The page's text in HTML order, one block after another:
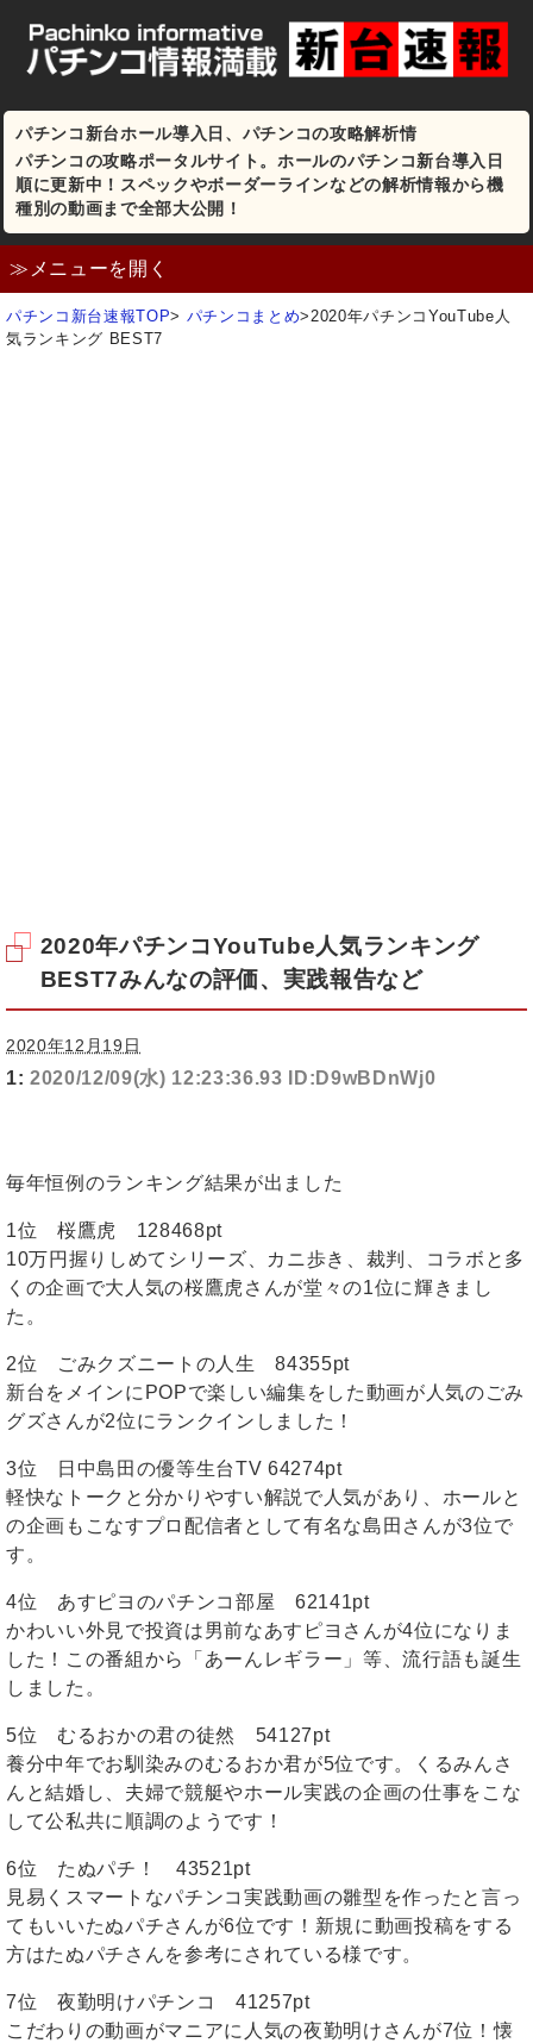
パチンコ新台ホール導入日、パチンコの攻略解析情
パチンコの攻略ポータルサイト。ホールのパチンコ新台導入日
順に更新中！スペックやボーダーラインなどの解析情報から機
種別の動画まで全部大公開！
≫メニューを開く
パチンコ新台速報TOP> パチンコまとめ> 2020年パチンコYouTube人
気ランキング BEST7
2020年パチンコYouTube人気ランキング
BEST7みんなの評価、実践報告など
2020年12月19日
1: 2020/12/09(水) 12:23:36.93 ID:D9wBDnWj0
毎年恒例のランキング結果が出ました
1位 桜鷹虎 128468pt
10万円握りしめてシリーズ、カニ歩き、裁判、コラボと多
くの企画で大人気の桜鷹虎さんが堂々の1位に輝きまし
た。
2位 ごみクズニートの人生 84355pt
新台をメインにPOPで楽しい編集をした動画が人気のごみ
グズさんが2位にランクインしました！
3位 日中島田の優等生台TV 64274pt
軽快なトークと分かりやすい解説で人気があり、ホールと
の企画もこなすプロ配信者として有名な島田さんが3位で
す。
4位 あすピヨのパチンコ部屋 62141pt
かわいい外見で投資は男前なあすピヨさんが4位になりま
した！この番組から「あーんレギラー」等、流行語も誕生
しました。
5位 むるおかの君の徒然 54127pt
養分中年でお馴染みのむるおか君が5位です。くるみんさ
んと結婚し、夫婦で競艇やホール実践の企画の仕事をこな
して公私共に順調のようです！
6位 たぬパチ！ 43521pt
見易くスマートなパチンコ実践動画の雛型を作ったと言っ
てもいいたぬパチさんが6位です！新規に動画投稿をする
方はたぬパチさんを参考にされている様です。
7位 夜勤明けパチンコ 41257pt
こだわりの動画がマニアに人気の夜勤明けさんが7位！懐